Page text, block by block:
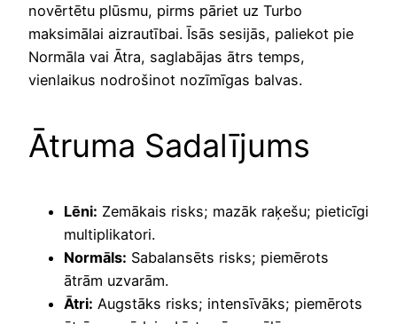
novērtētu plūsmu, pirms pāriet uz Turbo
maksimālai aizrautībai. Īsās sesijās, paliekot pie
Normāla vai Ātra, saglabājas ātrs temps,
vienlaikus nodrošinot nozīmīgas balvas.
Ātruma Sadalījums
Lēni: Zemākais risks; mazāk raķešu; pieticīgi
multiplikatori.
Normāls: Sabalansēts risks; piemērots
ātrām uzvarām.
Ātri: Augstāks risks; intensīvāks; piemērots